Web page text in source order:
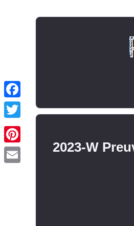
2023-W